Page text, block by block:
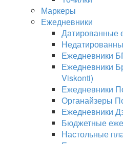
Маркеры
Ежедневники
Датированные
Ежедневники
Ежедневники
Viskonti)
Ежедневники
Органайзеры
Ежедневники
Бюджетные
Настольные